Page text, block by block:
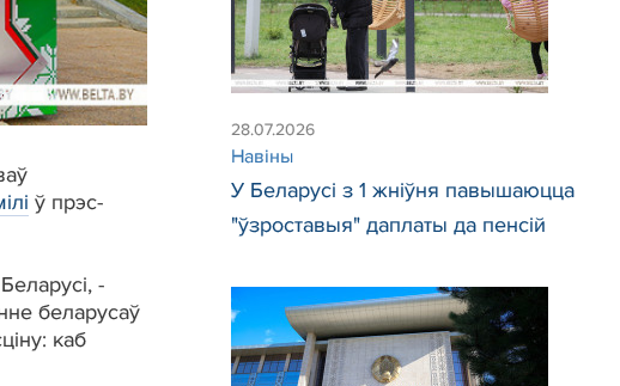
ў прэс-
-
беларусаў
каб
28.07.2026
Навіны
У Беларусі з 1 жніўня павышаюцца
"ўзроставыя" даплаты да пенсій